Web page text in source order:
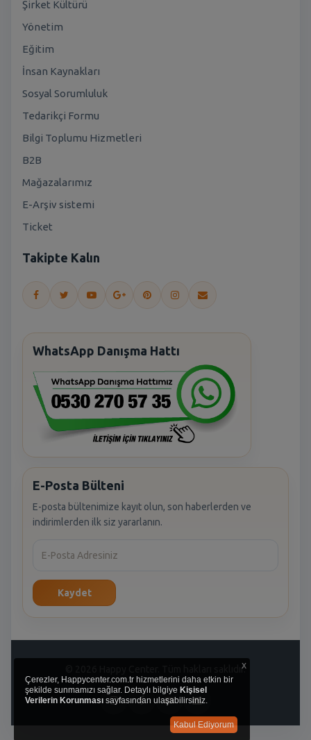
Şirket Kültürü
Yönetim
Eğitim
İnsan Kaynakları
Sosyal Sorumluluk
Tedarikçi Formu
Bilgi Toplumu Hizmetleri
B2B
Mağazalarımız
E-Arşiv sistemi
Ticket
Takipte Kalın
WhatsApp Danışma Hattı
E-Posta Bülteni
E-posta bültenimize kayıt olun, son haberlerden ve
indirimlerden ilk siz yararlanın.
Kaydet
© 2026 Happy Center. Tüm hakları saklıdır.
x
Çerezler, Happycenter.com.tr hizmetlerini daha etkin bir
şekilde sunmamızı sağlar. Detaylı bilgiye Kişisel
Verilerin Korunması sayfasından ulaşabilirsiniz.
Kabul Ediyorum